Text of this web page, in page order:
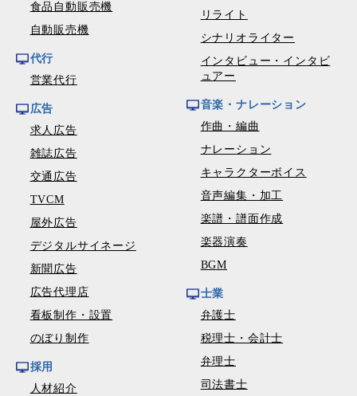
食品自動販売機
自動販売機
代行
営業代行
広告
求人広告
雑誌広告
交通広告
TVCM
屋外広告
デジタルサイネージ
新聞広告
広告代理店
看板制作・設置
のぼり制作
採用
人材紹介
リライト
シナリオライター
インタビュー・インタビ
ュアー
音楽・ナレーション
作曲・編曲
ナレーション
キャラクターボイス
音声編集・加工
楽譜・譜面作成
楽器演奏
BGM
士業
弁護士
税理士・会計士
弁理士
司法書士